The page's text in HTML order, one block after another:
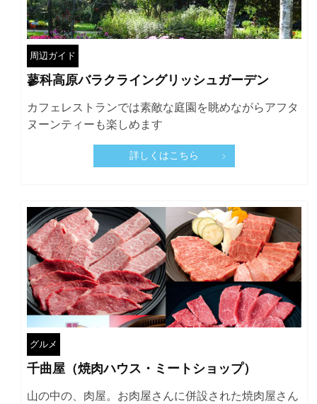
周辺ガイド
蓼科高原バラクライングリッシュガーデン
カフェレストランでは素敵な庭園を眺めながらアフタ
ヌーンティーも楽しめます
詳しくはこちら
グルメ
千曲屋（焼肉ハウス・ミートショップ）
山の中の、肉屋。お肉屋さんに併設された焼肉屋さん